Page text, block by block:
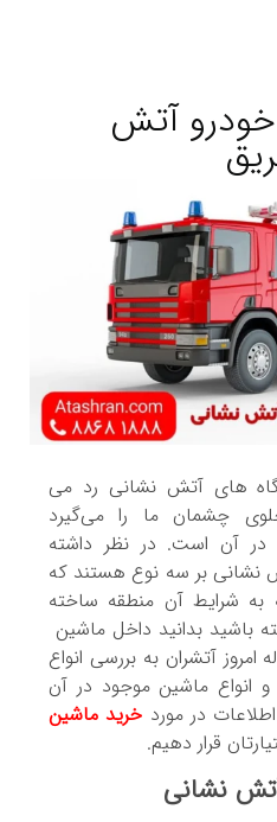
آتش
های آتش نشانی رد می
چشمان ما را می‌گیرد
آن است. در نظر داشته
نشانی بر سه نوع هستند که
شرایط آن منطقه ساخته
بدانید داخل ماشین
آتشران به بررسی انواع
ماشین موجود در آن
در موردخرید ماشین
قرار دهیم.
نشانی